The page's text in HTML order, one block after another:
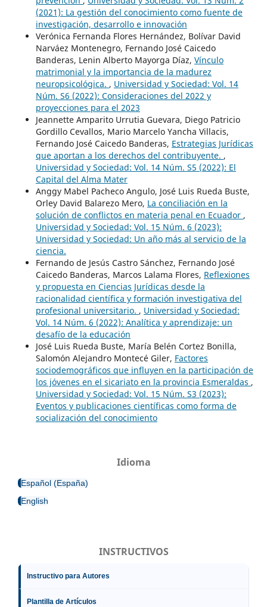
(2021): La gestión del conocimiento como fuente de
investigación, desarrollo e innovación
Verónica Fernanda Flores Hernández, Bolívar David
Narváez Montenegro, Fernando José Caicedo
Banderas, Lenin Alberto Mayorga Díaz, Vínculo
matrimonial y la importancia de la madurez
neuropsicológica. , Universidad y Sociedad: Vol. 14
Núm. S6 (2022): Consideraciones del 2022 y
proyecciones para el 2023
Jeannette Amparito Urrutia Guevara, Diego Patricio
Gordillo Cevallos, Mario Marcelo Yancha Villacis,
Fernando José Caicedo Banderas, Estrategias Jurídicas
que aportan a los derechos del contribuyente. ,
Universidad y Sociedad: Vol. 14 Núm. S5 (2022): El
Capital del Alma Mater
Anggy Mabel Pacheco Angulo, José Luis Rueda Buste,
Orley David Balarezo Mero, La conciliación en la
solución de conflictos en materia penal en Ecuador ,
Universidad y Sociedad: Vol. 15 Núm. 6 (2023):
Universidad y Sociedad: Un año más al servicio de la
ciencia.
Fernando de Jesús Castro Sánchez, Fernando José
Caicedo Banderas, Marcos Lalama Flores, Reflexiones
y propuesta en Ciencias Jurídicas desde la
racionalidad científica y formación investigativa del
profesional universitario. , Universidad y Sociedad:
Vol. 14 Núm. 6 (2022): Analítica y aprendizaje: un
desafío de la educación
José Luis Rueda Buste, María Belén Cortez Bonilla,
Salomón Alejandro Montecé Giler, Factores
sociodemográficos que influyen en la participación de
los jóvenes en el sicariato en la provincia Esmeraldas ,
Universidad y Sociedad: Vol. 15 Núm. S3 (2023):
Eventos y publicaciones científicas como forma de
socialización del conocimiento
Idioma
Español (España)
English
INSTRUCTIVOS
Instructivo para Autores
Plantilla de Artículos